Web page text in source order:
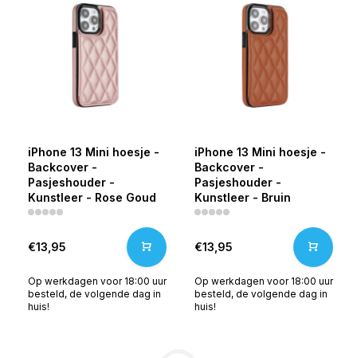
iPhone 13 Mini hoesje -
Backcover -
Pasjeshouder -
Kunstleer - Rose Goud
€13,95
Op werkdagen voor 18:00 uur
besteld, de volgende dag in
huis!
iPhone 13 Mini hoesje -
Backcover -
Pasjeshouder -
Kunstleer - Bruin
€13,95
Op werkdagen voor 18:00 uur
besteld, de volgende dag in
huis!